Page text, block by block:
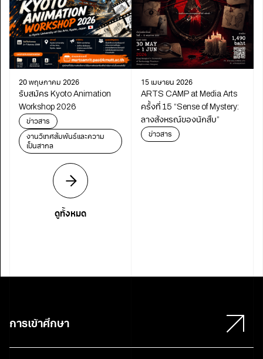
20 พฤษภาคม 2026
รับสมัคร Kyoto Animation
Workshop 2026
ข่าวสาร
งานวิเทศสัมพันธ์และความ
เป็นสากล
15 เมษายน 2026
ARTS CAMP at Media Arts
ครั้งที่ 15 “Sense of Mystery:
ลางสังหรณ์ของนักสืบ”
ข่าวสาร
ดูทั้งหมด
การเข้าศึกษา